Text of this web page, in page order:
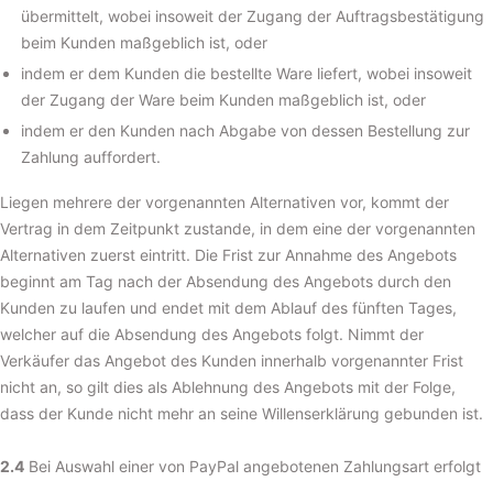
übermittelt, wobei insoweit der Zugang der Auftragsbestätigung
beim Kunden maßgeblich ist, oder
indem er dem Kunden die bestellte Ware liefert, wobei insoweit
der Zugang der Ware beim Kunden maßgeblich ist, oder
indem er den Kunden nach Abgabe von dessen Bestellung zur
Zahlung auffordert.
Liegen mehrere der vorgenannten Alternativen vor, kommt der
Vertrag in dem Zeitpunkt zustande, in dem eine der vorgenannten
Alternativen zuerst eintritt. Die Frist zur Annahme des Angebots
beginnt am Tag nach der Absendung des Angebots durch den
Kunden zu laufen und endet mit dem Ablauf des fünften Tages,
welcher auf die Absendung des Angebots folgt. Nimmt der
Verkäufer das Angebot des Kunden innerhalb vorgenannter Frist
nicht an, so gilt dies als Ablehnung des Angebots mit der Folge,
dass der Kunde nicht mehr an seine Willenserklärung gebunden ist.
2.4 Bei Auswahl einer von PayPal angebotenen Zahlungsart erfolgt